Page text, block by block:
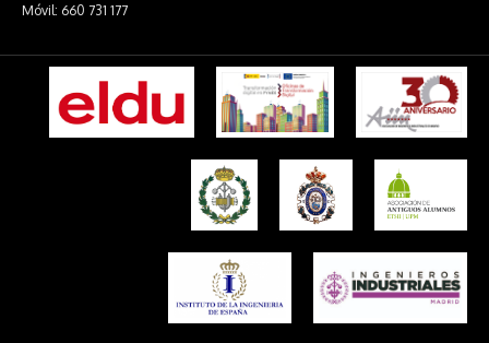
Móvil: 660 731 177